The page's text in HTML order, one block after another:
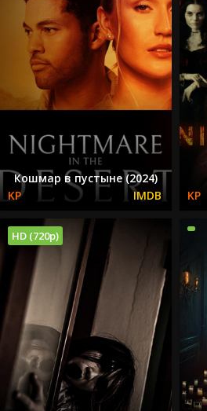
Кошмар в пустыне (2024)
HD (720p)